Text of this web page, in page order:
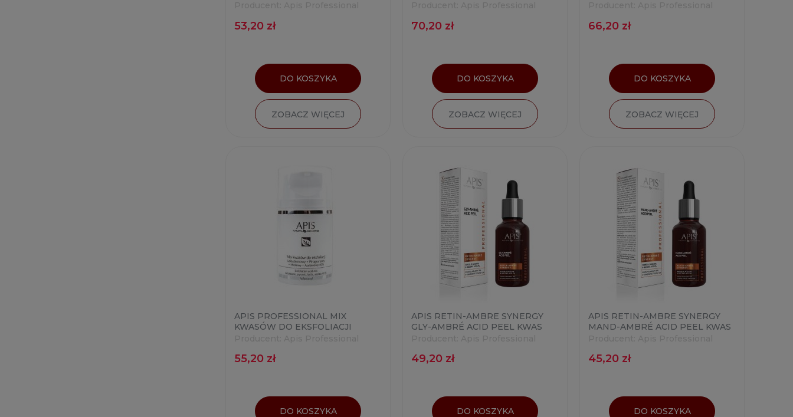
53,20 zł
DO KOSZYKA
ZOBACZ WIĘCEJ
70,20 zł
DO KOSZYKA
ZOBACZ WIĘCEJ
50ML
66,20 zł
DO KOSZYKA
ZOBACZ WIĘCEJ
APIS PROFESSIONAL MIX
KWASÓW DO EKSFOLIACJI
AZELAINOWY 40% 50ML
55,20 zł
DO KOSZYKA
APIS RETIN-AMBRE SYNERGY
GLY-AMBRÉ ACID PEEL KWAS
49,20 zł
DO KOSZYKA
APIS RETIN-AMBRE SYNERGY
MAND-AMBRÉ ACID PEEL KWAS
45,20 zł
DO KOSZYKA